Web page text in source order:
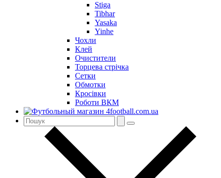
Stiga
Tibhar
Yasaka
Yinhe
Чохли
Клей
Очистители
Торцева стрічка
Сетки
Обмотки
Кросівки
Роботи ВКМ